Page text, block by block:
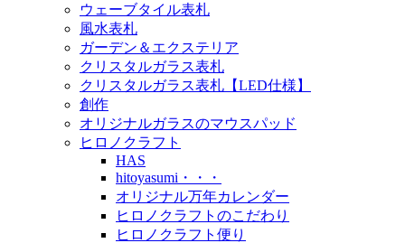
ウェーブタイル表札
風水表札
ガーデン＆エクステリア
クリスタルガラス表札
クリスタルガラス表札【LED仕様】
創作
オリジナルガラスのマウスパッド
ヒロノクラフト
HAS
hitoyasumi・・・
オリジナル万年カレンダー
ヒロノクラフトのこだわり
ヒロノクラフト便り